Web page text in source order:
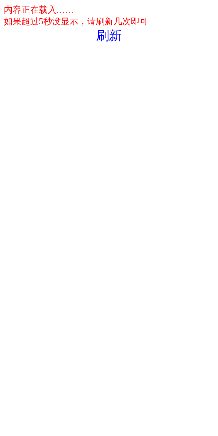
内容正在载入……
如果超过5秒没显示，请刷新几次即可
刷新